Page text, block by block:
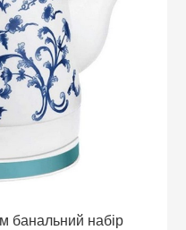
банальний набір